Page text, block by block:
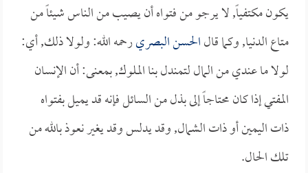
يكون مكتفياً, لا يرجو من فتواه أن يصيب من الناس شيئاً من
متاع الدنيا, وكما قالالحسن البصريرحمه الله: ولولا ذلك, أي:
لولا ما عندي من المال لتمندل بنا الملوك, بمعنى: أن الإنسان
المفتي إذا كان محتاجاً إلى بذل من السائل فإنه قد يميل بفتواه
ذات اليمين أو ذات الشمال, وقد يدلس وقد يغير نعوذ بالله من
تلك الحال.